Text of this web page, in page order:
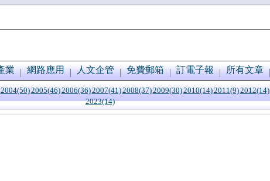
業 網路應用 人文企管 免費郵箱 訂電子報 所有文章
2004(50)2005(46)2006(36)2007(41)2008(37)2009(30)2010(14)2011(9)2012(14)
2023(14)